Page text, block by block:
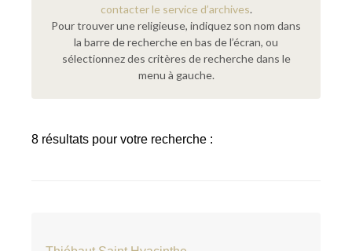
contacter le service d’archives.
Pour trouver une religieuse, indiquez son nom dans
la barre de recherche en bas de l’écran, ou
sélectionnez des critères de recherche dans le
menu à gauche.
8 résultats pour votre recherche :